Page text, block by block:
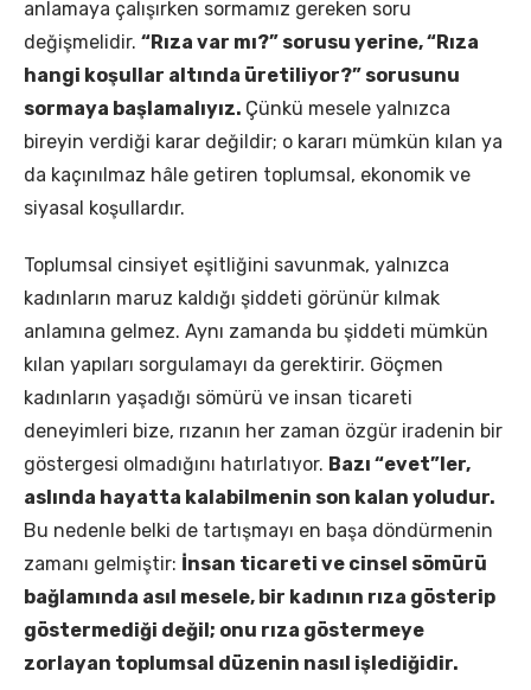
anlamaya çalışırken sormamız gereken soru
değişmelidir. “Rıza var mı?” sorusu yerine, “Rıza
hangi koşullar altında üretiliyor?” sorusunu
sormaya başlamalıyız. Çünkü mesele yalnızca
bireyin verdiği karar değildir; o kararı mümkün kılan ya
da kaçınılmaz hâle getiren toplumsal, ekonomik ve
siyasal koşullardır.
Toplumsal cinsiyet eşitliğini savunmak, yalnızca
kadınların maruz kaldığı şiddeti görünür kılmak
anlamına gelmez. Aynı zamanda bu şiddeti mümkün
kılan yapıları sorgulamayı da gerektirir. Göçmen
kadınların yaşadığı sömürü ve insan ticareti
deneyimleri bize, rızanın her zaman özgür iradenin bir
göstergesi olmadığını hatırlatıyor. Bazı “evet”ler,
aslında hayatta kalabilmenin son kalan yoludur.
Bu nedenle belki de tartışmayı en başa döndürmenin
zamanı gelmiştir: İnsan ticareti ve cinsel sömürü
bağlamında asıl mesele, bir kadının rıza gösterip
göstermediği değil; onu rıza göstermeye
zorlayan toplumsal düzenin nasıl işlediğidir.